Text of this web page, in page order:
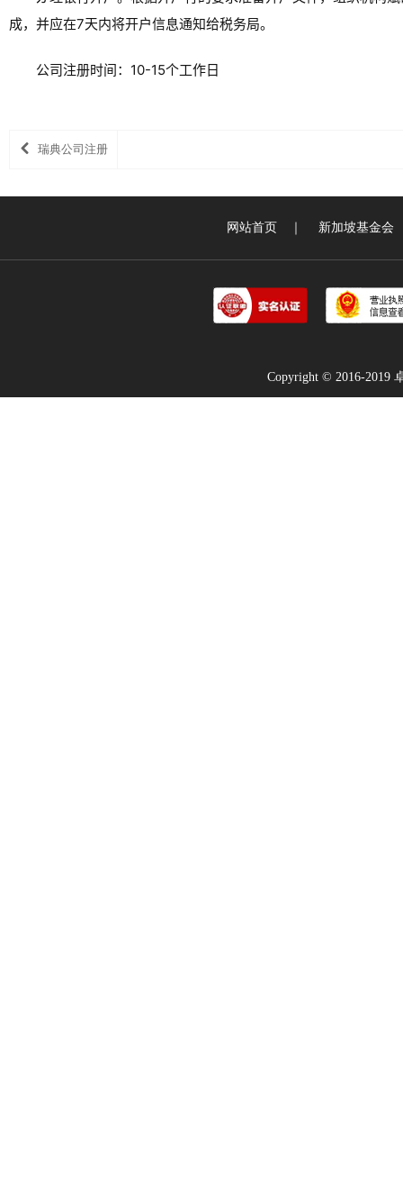
成，并应在7天内将开户信息通知给税务局。
公司注册时间：10-15个工作日
瑞典公司注册
网站首页 新加坡基金会
Copyright © 2016-2019